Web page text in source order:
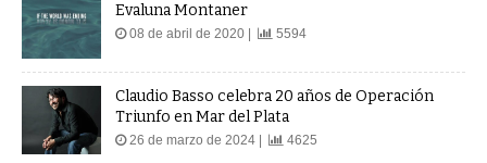
Evaluna Montaner
08 de abril de 2020 | 5594
Claudio Basso celebra 20 años de Operación
Triunfo en Mar del Plata
26 de marzo de 2024 | 4625